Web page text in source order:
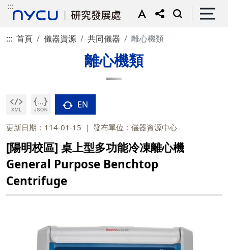
:::
::: 首頁 儀器資源 共同儀器 離心機類
離心機類
EN
更新日期：114-01-15 發布單位：儀器資源中心
[陽明校區] 桌上型多功能冷凍離心機
General Purpose Benchtop
Centrifuge